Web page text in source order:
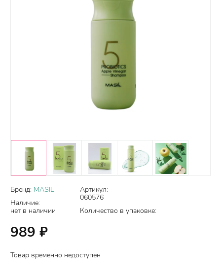
Бренд: MASIL
Наличие:
нет в наличии
Артикул:
060576
Количество в упаковке:
989 ₽
Товар временно недоступен